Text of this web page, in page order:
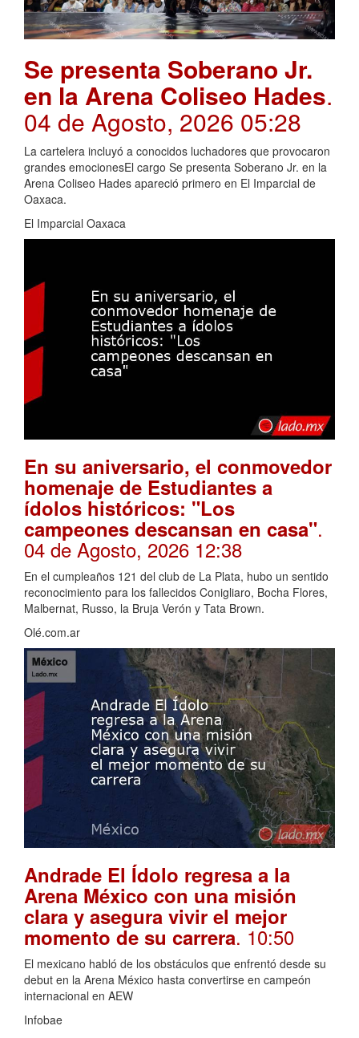
Se presenta Soberano Jr.
en la Arena Coliseo Hades.
04 de Agosto, 2026 05:28
La cartelera incluyó a conocidos luchadores que provocaron
grandes emocionesEl cargo Se presenta Soberano Jr. en la
Arena Coliseo Hades apareció primero en El Imparcial de
Oaxaca.
El Imparcial Oaxaca
En su aniversario, el conmovedor
homenaje de Estudiantes a
ídolos históricos: "Los
campeones descansan en casa".
04 de Agosto, 2026 12:38
En el cumpleaños 121 del club de La Plata, hubo un sentido
reconocimiento para los fallecidos Conigliaro, Bocha Flores,
Malbernat, Russo, la Bruja Verón y Tata Brown.
Olé.com.ar
Andrade El Ídolo regresa a la
Arena México con una misión
clara y asegura vivir el mejor
momento de su carrera. 10:50
El mexicano habló de los obstáculos que enfrentó desde su
debut en la Arena México hasta convertirse en campeón
internacional en AEW
Infobae